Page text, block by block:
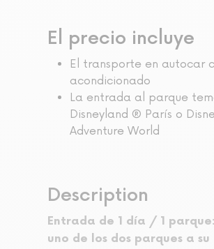
El precio incluye
El transporte en autocar
acondicionado
La entrada al parque
Disneyland ® París o
Adventure World
Description
Entrada de 1 día / 1
uno de los dos parques a su